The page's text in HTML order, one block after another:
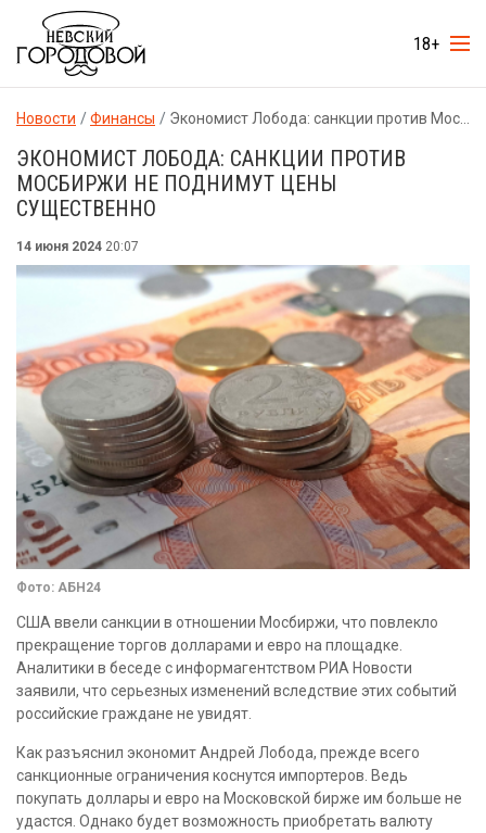
18+
Новости Финансы Экономист Лобода: санкции против Мосбиржи не поднимут цены существенно
ЭКОНОМИСТ ЛОБОДА: САНКЦИИ ПРОТИВ
МОСБИРЖИ НЕ ПОДНИМУТ ЦЕНЫ
СУЩЕСТВЕННО
14 июня 2024 20:07
Фото: АБН24
США ввели санкции в отношении Мосбиржи, что повлекло
прекращение торгов долларами и евро на площадке.
Аналитики в беседе с информагентством РИА Новости
заявили, что серьезных изменений вследствие этих событий
российские граждане не увидят.
Как разъяснил экономит Андрей Лобода, прежде всего
санкционные ограничения коснутся импортеров. Ведь
покупать доллары и евро на Московской бирже им больше не
удастся. Однако будет возможность приобретать валюту